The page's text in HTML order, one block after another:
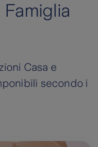
Casa e
secondo i